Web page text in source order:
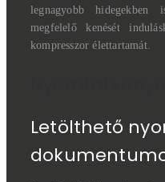
legnagyobb hidegekben
megfelelő kenését
kompresszor élettartamát.
Letölthető